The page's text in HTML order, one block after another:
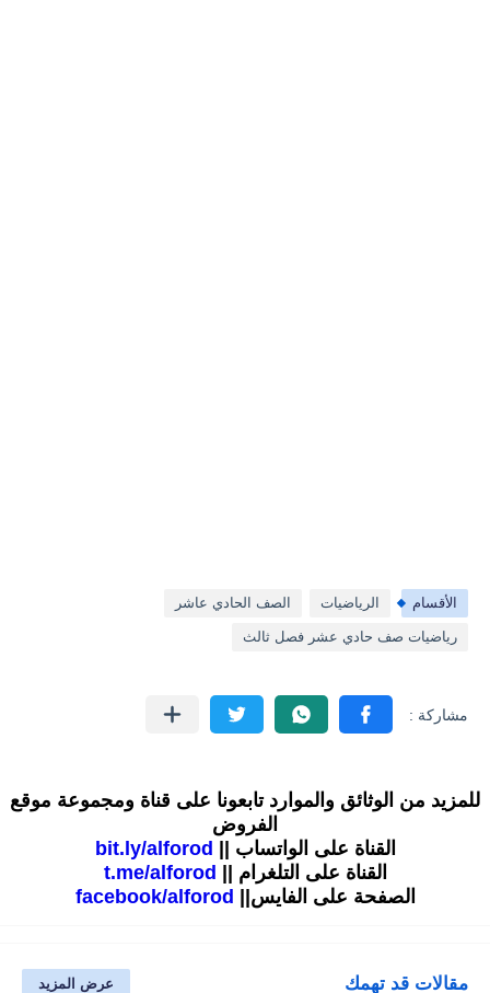
الأقسام الرياضيات الصف الحادي عاشر
رياضيات صف حادي عشر فصل ثالث
للمزيد من الوثائق والموارد تابعونا على قناة ومجموعة موقع
الفروض
القناة على الواتساب ||
bit.ly/alforod
القناة على التلغرام ||
t.me/alforod
الصفحة على الفايس||
facebook/alforod
مقالات قد تهمك عرض المزيد